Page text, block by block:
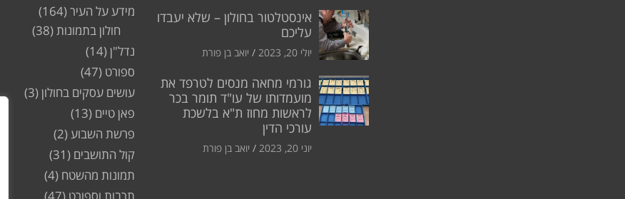
אינסטלטור בחולון – שלא יעבדו
עליכם
יולי 20, 2023 יואב בן פורת
גורמי מחאה מנסים לטרפד את
מועמדותו של עו"ד תומר בכר
לראשות מחוז ת"א בלשכת
עורכי הדין
יוני 20, 2023 יואב בן פורת
מידע על העיר(164)
חולון בתמונות(38)
נדל"ן(14)
ספורט (47)
עושים עסקים בחולון(3)
פאן טיים (13)
פרשת השבוע(2)
קול התושבים (31)
תמונות מהשטח (4)